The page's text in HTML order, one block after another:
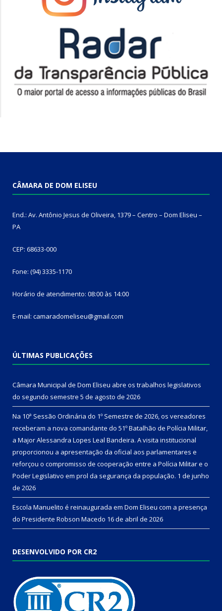
CÂMARA DE DOM ELISEU
End.: Av. Antônio Jesus de Oliveira, 1379 – Centro – Dom Eliseu –
PA
CEP: 68633-000
Fone: (94) 3335-1170
Horário de atendimento: 08:00 às 14:00
E-mail: camaradomeliseu@gmail.com
ÚLTIMAS PUBLICAÇÕES
Câmara Municipal de Dom Eliseu abre os trabalhos legislativos
do segundo semestre 5 de agosto de 2026
Na 10ª Sessão Ordinária do 1º Semestre de 2026, os vereadores
receberam a nova comandante do 51º Batalhão de Polícia Militar,
a Major Alessandra Lopes Leal Bandeira. A visita institucional
proporcionou a apresentação da oficial aos parlamentares e
reforçou o compromisso de cooperação entre a Polícia Militar e o
Poder Legislativo em prol da segurança da população. 1 de junho
de 2026
Escola Manuelito é reinaugurada em Dom Eliseu com a presença
do Presidente Robson Macedo 16 de abril de 2026
DESENVOLVIDO POR CR2